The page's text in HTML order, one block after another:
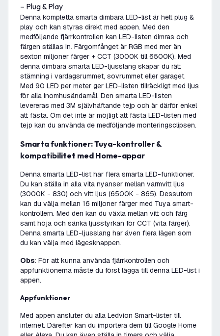
– Plug & Play
Denna kompletta smarta dimbara LED-list är helt plug &
play och kan styras direkt med appen. Med den
medföljande fjärrkontrollen kan LED-listen dimras och
färgen ställas in. Färgomfånget är RGB med mer än
sexton miljoner färger + CCT (3000K till 6500K). Med
denna dimbara smarta LED-ljusslang skapar du rätt
stämning i vardagsrummet, sovrummet eller garaget.
Med 90 LED per meter ger LED-listen tillräckligt med ljus
för alla inomhusändamål. Den smarta LED-listen
levereras med 3M självhäftande tejp och är därför enkel
att fästa. Om det inte är möjligt att fästa LED-listen med
tejp kan du använda de medföljande monteringsclipsen.
Smarta funktioner: Tuya-kontroller &
kompatibilitet med Home-appar
Denna smarta LED-list har flera smarta LED-funktioner.
Du kan ställa in alla vita nyanser mellan varmvitt ljus
(3000K - 830) och vitt ljus (6500K - 865). Dessutom
kan du välja mellan 16 miljoner färger med Tuya smart-
kontrollern. Med den kan du växla mellan vitt och färg
samt höja och sänka ljusstyrkan för CCT (vita färger).
Denna smarta LED-ljusslang har även flera lägen som
du kan välja med lägesknappen.
Obs: För att kunna använda fjärrkontrollen och
appfunktionerna måste du först lägga till denna LED-list i
appen.
Appfunktioner
Med appen ansluter du alla Ledvion Smart-lister till
internet. Därefter kan du importera dem till Google Home